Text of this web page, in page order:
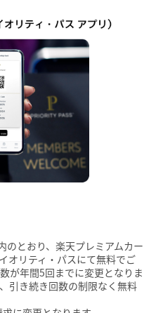
のとおり、楽天プレミアムカー
オリティ・パスにて無料でご
が年間5回までに変更となりま
引き続き回数の制限なく無料